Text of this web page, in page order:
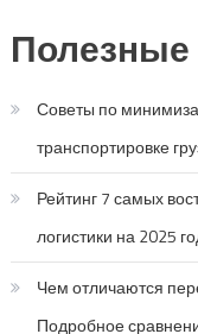
Полезные
Советы по
транспортировке
Рейтинг 7 самых
логистики на 2025
Чем отличаются
Подробное